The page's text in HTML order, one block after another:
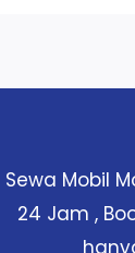
Sewa Mobil
24 Jam ,